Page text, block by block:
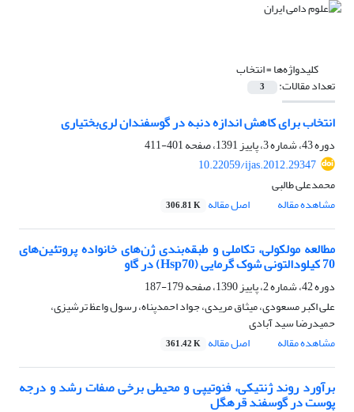
کلیدواژه‌ها =انتخاب
تعداد مقالات: 3
انتخاب برای کاهش اندازه دنبه در گوسفندان لری‌بختیاری
دوره 43، شماره 3، پاییز 1391، صفحه
401-411
10.22059/ijas.2012.29347
محمدعلی طالبی
مشاهده مقاله
اصل مقاله 306.81 K
مطالعه مولکولی، تکاملی و طبقه‌بندی ژن‌های خانواده پروتئین‌های
70 کیلودالتونی شوک گرمایی (Hsp70) در گاو
دوره 42، شماره 2، پاییز 1390، صفحه
179-187
علی اکبر مسعودی، میثاق مریدی، جواد احمدپناه، رسول واعظ ترشیزی،
حمیدرضا سید آبادی
مشاهده مقاله
اصل مقاله 361.42 K
برآورد روند ژنتیکی، فنوتیپی و محیطی برخی صفات رشد و درجه
پوست در گوسفند قره‎گل